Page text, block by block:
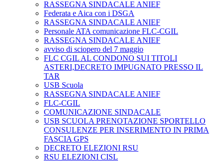
RASSEGNA SINDACALE ANIEF
Federata e Aica con i DSGA
RASSEGNA SINDACALE ANIEF
Personale ATA comunicazione FLC-CGIL
RASSEGNA SINDACALE ANIEF
avviso di sciopero del 7 maggio
FLC CGIL AL CONDONO SUI TITOLI
ASTERI,DECRETO IMPUGNATO PRESSO IL
TAR
USB Scuola
RASSEGNA SINDACALE ANIEF
FLC-CGIL
COMUNICAZIONE SINDACALE
USB SCUOLA PRENOTAZIONE SPORTELLO
CONSULENZE PER INSERIMENTO IN PRIMA
FASCIA GPS
DECRETO ELEZIONI RSU
RSU ELEZIONI CISL